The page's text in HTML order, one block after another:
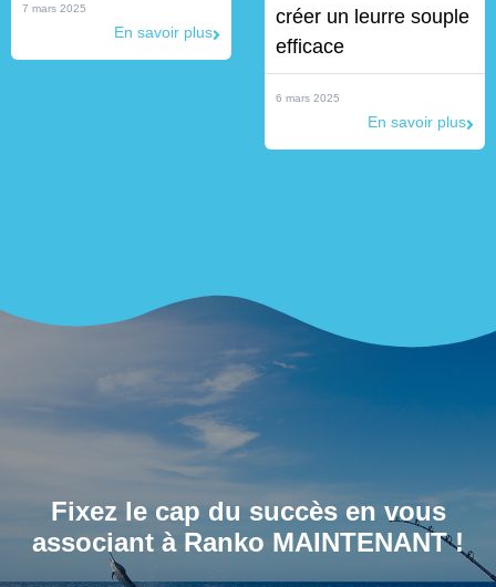
7 mars 2025
En savoir plus
créer un leurre souple
efficace
6 mars 2025
En savoir plus
Fixez le cap du succès en vous
associant à Ranko MAINTENANT !